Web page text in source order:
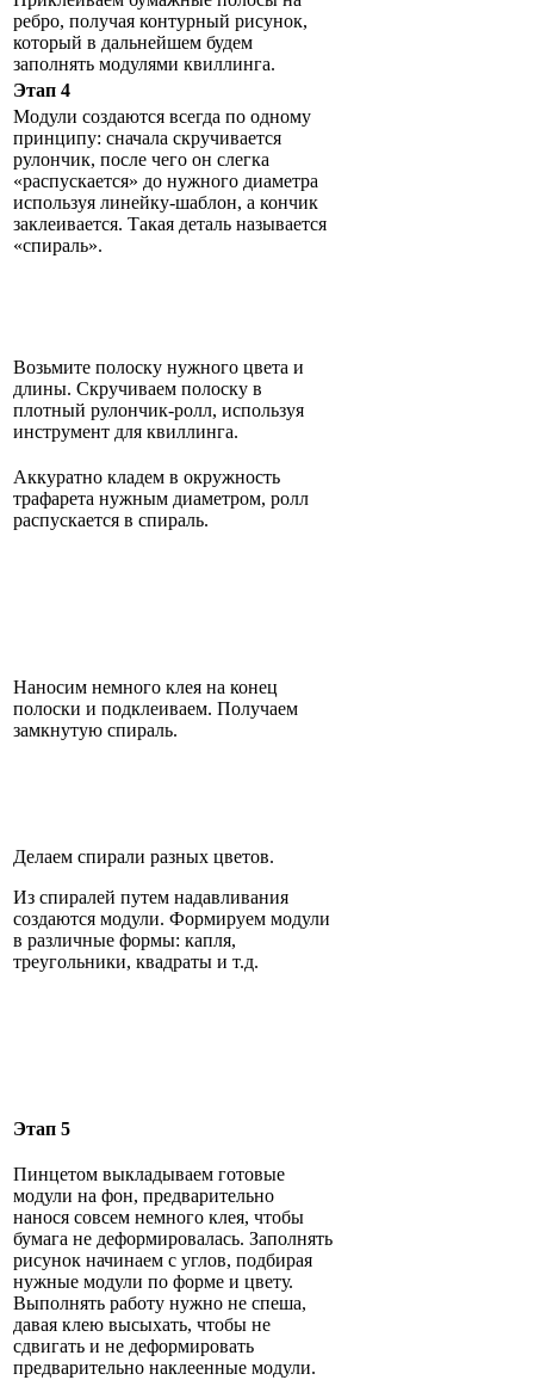
ребро, получая контурный рисунок,
который в дальнейшем будем
заполнять модулями квиллинга.
Этап 4
Модули создаются всегда по одному
принципу: сначала скручивается
рулончик, после чего он слегка
«распускается» до нужного диаметра
используя линейку-шаблон, а кончик
заклеивается. Такая деталь называется
«спираль».
Возьмите полоску нужного цвета и
длины. Скручиваем полоску в
плотный рулончик-ролл, используя
инструмент для квиллинга.
Аккуратно кладем в окружность
трафарета нужным диаметром, ролл
распускается в спираль.
Наносим немного клея на конец
полоски и подклеиваем. Получаем
замкнутую спираль.
Делаем спирали разных цветов.
Из спиралей путем надавливания
создаются модули. Формируем модули
в различные формы: капля,
треугольники, квадраты и т.д.
Этап 5
Пинцетом выкладываем готовые
модули на фон, предварительно
нанося совсем немного клея, чтобы
бумага не деформировалась. Заполнять
рисунок начинаем с углов, подбирая
нужные модули по форме и цвету.
Выполнять работу нужно не спеша,
давая клею высыхать, чтобы не
сдвигать и не деформировать
предварительно наклеенные модули.